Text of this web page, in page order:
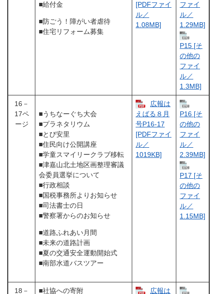
■給付金
■防ごう！障がい者虐待
■住宅リフォーム募集
[PDFファイ
ル／
1.08MB]
ファイ
ル／
1.29MB]
P15 [そ
の他の
ファイ
ル／
1.3MB]
16－
17ペ
ージ
■うちなーぐち大会
■プラネタリウム
■とび安里
■住民向け公開講座
■学童スマイリークラブ移転
■津嘉山北土地区画整理審議
会委員選挙について
■行政相談
■国税事務所よりお知らせ
■司法書士の日
■警察署からのお知らせ
■道路ふれあい月間
■未来の道路計画
■夏の交通安全運動開始式
■南部水道バスツアー
広報は
えばる８月
号P16-17
[PDFファイ
ル／
1019KB]
P16 [そ
の他の
ファイ
ル／
2.39MB]
P17 [そ
の他の
ファイ
ル／
1.15MB]
18－ ■社協への寄附 広報は